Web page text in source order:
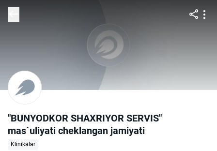
"BUNYODKOR SHAXRIYOR SERVIS"
mas`uliyati cheklangan jamiyati
Klinikalar